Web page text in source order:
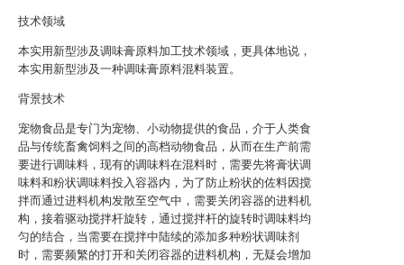
技术领域
本实用新型涉及调味膏原料加工技术领域，更具体地说，
本实用新型涉及一种调味膏原料混料装置。
背景技术
宠物食品是专门为宠物、小动物提供的食品，介于人类食
品与传统畜禽饲料之间的高档动物食品，从而在生产前需
要进行调味料，现有的调味料在混料时，需要先将膏状调
味料和粉状调味料投入容器内，为了防止粉状的佐料因搅
拌而通过进料机构发散至空气中，需要关闭容器的进料机
构，接着驱动搅拌杆旋转，通过搅拌杆的旋转时调味料均
匀的结合，当需要在搅拌中陆续的添加多种粉状调味剂
时，需要频繁的打开和关闭容器的进料机构，无疑会增加